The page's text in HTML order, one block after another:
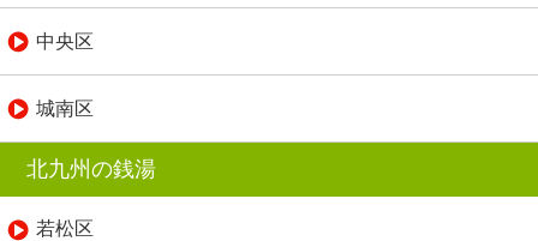
中央区
城南区
北九州の銭湯
若松区